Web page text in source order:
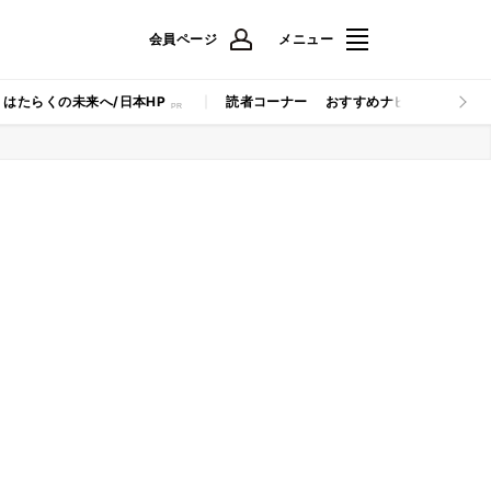
会員ページ メニュー
はたらくの未来へ/日本HP 読者コーナー おすすめナビ マイナビ